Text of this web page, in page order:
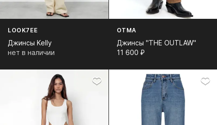
LOOK7EE
Джинсы Kelly
нет в наличии
OTMA
Джинсы "THE OUTLAW"
11 600⁠ ⁠₽